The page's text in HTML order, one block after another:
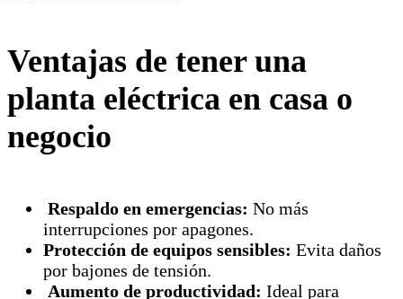
Ventajas de tener una
planta eléctrica en casa o
negocio
Respaldo en emergencias: No más
interrupciones por apagones.
Protección de equipos sensibles: Evita daños
por bajones de tensión.
Aumento de productividad: Ideal para